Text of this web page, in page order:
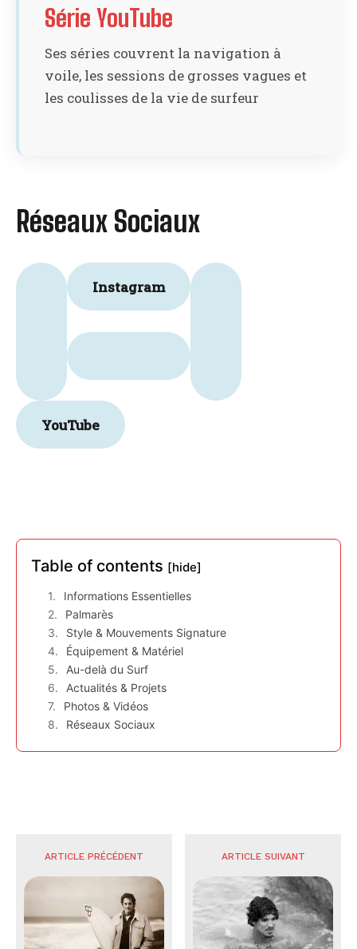
Table of contents [hide]
Informations Essentielles
Palmarès
Style & Mouvements Signature
Équipement & Matériel
Au-delà du Surf
Actualités & Projets
Photos & Vidéos
Réseaux Sociaux
Série YouTube
Ses séries couvrent la navigation à
voile, les sessions de grosses vagues et
les coulisses de la vie de surfeur
Réseaux Sociaux
Instagram
YouTube
ARTICLE PRÉCÉDENT ARTICLE SUIVANT